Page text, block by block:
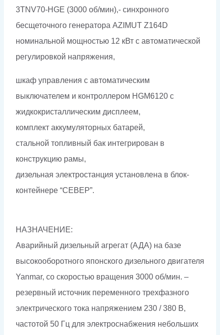
3TNV70-HGE (3000 об/мин),- синхронного
бесщеточного генератора AZIMUT Z164D
номинальной мощностью 12 кВт c автоматической
регулировкой напряжения,
шкаф управления с автоматическим
выключателем и контроллером HGM6120 с
жидкокристаллическим дисплеем,
комплект аккумуляторных батарей,
стальной топливный бак интегрирован в
конструкцию рамы,
дизельная электростанция установлена в блок-
контейнере “СЕВЕР”.
НАЗНАЧЕНИЕ:
Аварийный дизельный агрегат (АДА) на базе
высокооборотного японского дизельного двигателя
Yanmar, со скоростью вращения 3000 об/мин. –
резервный источник переменного трехфазного
электрического тока напряжением 230 / 380 В,
частотой 50 Гц для электроснабжения небольших